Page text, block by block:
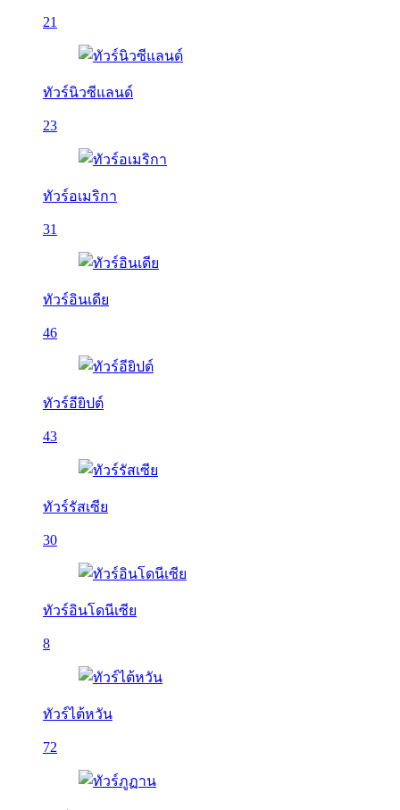
21
ทัวร์นิวซีแลนด์
23
ทัวร์อเมริกา
31
ทัวร์อินเดีย
46
ทัวร์อียิปต์
43
ทัวร์รัสเซีย
30
ทัวร์อินโดนีเซีย
8
ทัวร์ไต้หวัน
72